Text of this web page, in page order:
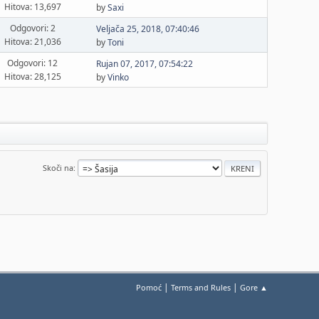
Hitova: 13,697 bySaxi
Odgovori: 2
Hitova: 21,036
Veljača 25, 2018, 07:40:46
byToni
Odgovori: 12
Hitova: 28,125
Rujan 07, 2017, 07:54:22
byVinko
Skoči na
Pomoć | Terms and Rules | Gore ▲